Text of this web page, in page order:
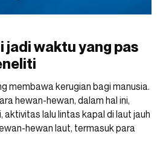
jadi waktu yang pas
membawa kerugian bagi manusia.
hewan-hewan, dalam hal ini,
aktivitas lalu lintas kapal di laut jauh
hewan laut, termasuk para